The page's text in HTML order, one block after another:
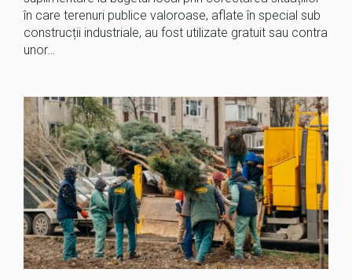
în care terenuri publice valoroase, aflate în special sub
construcții industriale, au fost utilizate gratuit sau contra
unor…